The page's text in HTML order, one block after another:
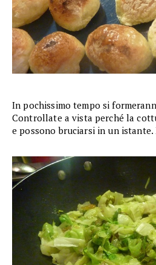
In pochissimo tempo si
Controllate a vista perché la
e possono bruciarsi in un